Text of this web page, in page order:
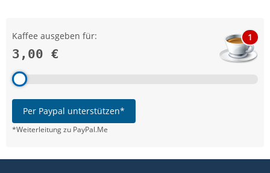
Kaffee ausgeben für:
3,00 €
1
Per Paypal unterstützen*
*Weiterleitung zu PayPal.Me